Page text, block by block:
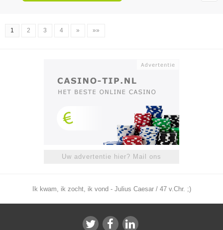
1 2 3 4 » »»
Uw advertentie hier? Mail ons
Ik kwam, ik zocht, ik vond - Julius Caesar / 47 v.Chr. ;)